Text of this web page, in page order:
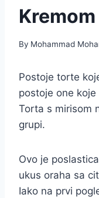
Kremom
By Mohammad
Postoje torte
postoje one
Torta s mirisom
grupi.
Ovo je
ukus oraha sa
Iako na prvi